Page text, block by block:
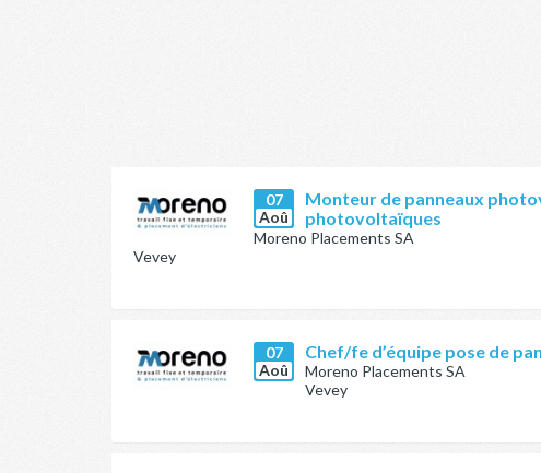
07
Aoû
Monteur de panneaux
photovoltaïques
Moreno Placements SA
Vevey
07
Aoû
Chef/fe d’équipe pose de
Moreno Placements SA
Vevey